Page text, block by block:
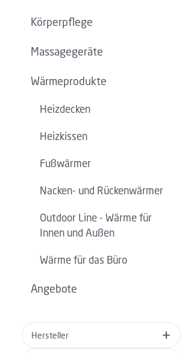
Körperpflege
Massagegeräte
Wärmeprodukte
Heizdecken
Heizkissen
Fußwärmer
Nacken- und Rückenwärmer
Outdoor Line - Wärme für
Innen und Außen
Wärme für das Büro
Angebote
Hersteller